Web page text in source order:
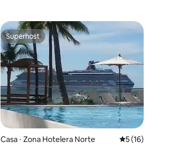
Superhost
Superhost
Casa ⋅ Zona Hotelera Norte 5 de uma
5 (16)